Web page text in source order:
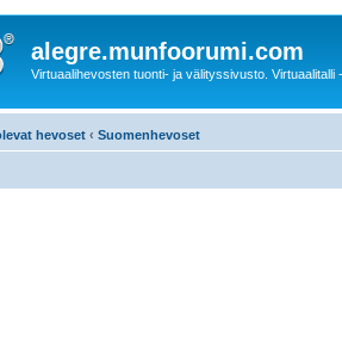
alegre.munfoorumi.com
Virtuaalihevosten tuonti- ja välityssivusto. Virtuaalitalli
hevoset ‹ Suomenhevoset